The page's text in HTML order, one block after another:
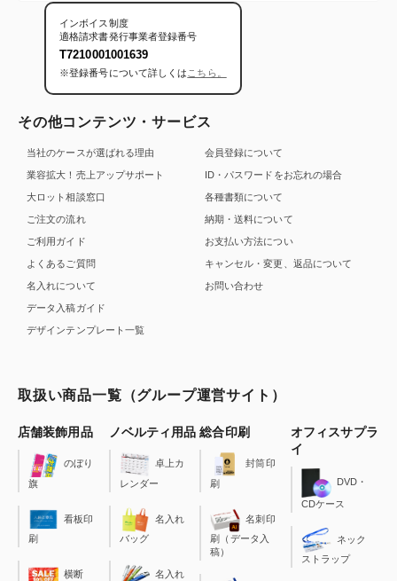
インボイス制度
適格請求書発行事業者登録番号
T7210001001639
※登録番号について詳しくは こちら。
その他コンテンツ・サービス
当社のケースが選ばれる理由
業容拡大！売上アップサポート
大ロット相談窓口
ご注文の流れ
ご利用ガイド
よくあるご質問
名入れについて
データ入稿ガイド
デザインテンプレート一覧
会員登録について
ID・パスワードをお忘れの場合
各種書類について
納期・送料について
お支払い方法につい
キャンセル・変更、返品について
お問い合わせ
取扱い商品一覧（グループ運営サイト）
店舗装飾用品
のぼり
旗
看板印
刷
横断
ノベルティ用品
卓上カ
レンダー
名入れ
バッグ
名入れ
総合印刷
封筒印
刷
名刺印
刷（データ入
稿）
オフィスサプラ
イ
DVD・
CDケース
ネック
ストラップ